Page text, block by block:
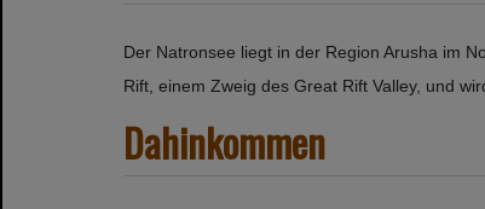
Der Natronsee liegt in der Region Arusha im
Rift, einem Zweig des Great Rift Valley, und
Dahinkommen